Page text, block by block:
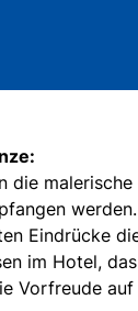
die
Eindrücke
im Hotel,
Vorfreude